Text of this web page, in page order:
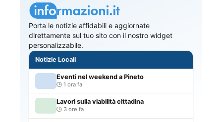
Porta le notizie affidabili e aggiornate
direttamente sul tuo sito con il nostro widget
personalizzabile.
Notizie Locali
Eventi nel weekend a Pineto
1 ora fa
Lavori sulla viabilità cittadina
3 ore fa